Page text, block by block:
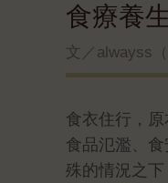
食療養
文／alwayss
食衣住行，
食品氾濫、
殊的情況之